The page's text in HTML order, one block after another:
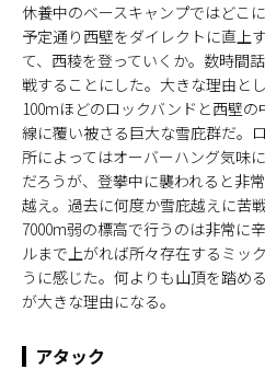
休養中のベースキャンプではどこ
予定通り西壁をダイレクトに直上
て、西稜を登っていくか。数時間
戦することにした。大きな理由と
100mほどのロックバンドと西壁
線に覆い被さる巨大な雪庇群だ。
所によってはオーバーハング気味
だろうが、登攀中に襲われると非
越え。過去に何度か雪庇越えに苦
7000m弱の標高で行うのは非常に
ルまで上がれば所々存在するミッ
うに感じた。何よりも山頂を踏め
が大きな理由になる。
アタック